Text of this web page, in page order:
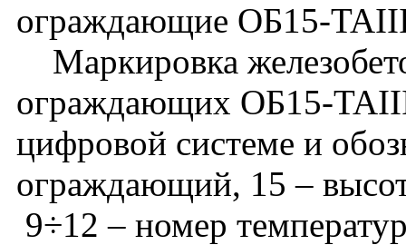
ограждающие ОБ15-
Маркировка
ограждающих ОБ15-
цифровой системе и
ограждающий, 15 –
9÷12 – номер